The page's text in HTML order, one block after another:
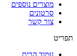
מוצרים נוספים
סרטונים
צור קשר
תפריט
עמוד הבית